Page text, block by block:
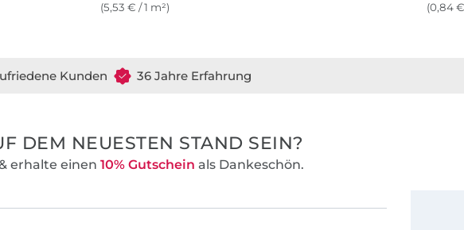
(5,53 € / 1 m²) (0,84
Kunden 36 Jahre Erfahrung
DEM NEUESTEN STAND SEIN?
erhalte einen 10% Gutschein als Dankeschön.